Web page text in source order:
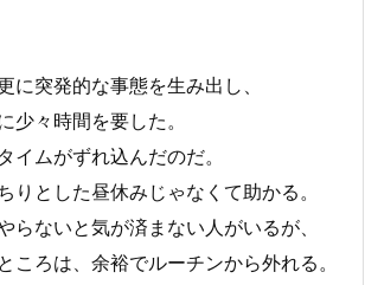
に突発的な事態を生み出し、
少々時間を要した。
イムがずれ込んだのだ。
りとした昼休みじゃなくて助かる。
らないと気が済まない人がいるが、
ころは、余裕でルーチンから外れる。